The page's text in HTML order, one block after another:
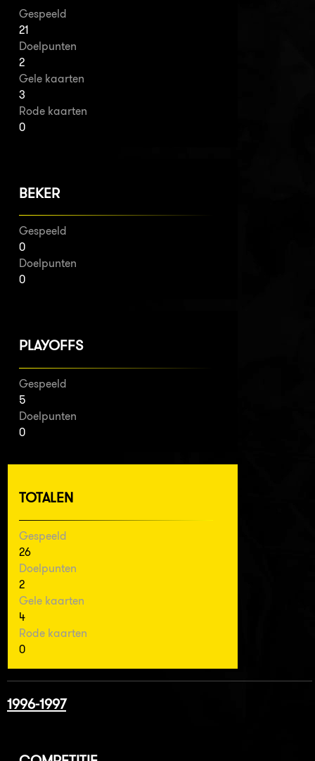
Gespeeld
21
Doelpunten
2
Gele kaarten
3
Rode kaarten
0
BEKER
Gespeeld
0
Doelpunten
0
PLAYOFFS
Gespeeld
5
Doelpunten
0
TOTALEN
Gespeeld
26
Doelpunten
2
Gele kaarten
4
Rode kaarten
0
1996-1997